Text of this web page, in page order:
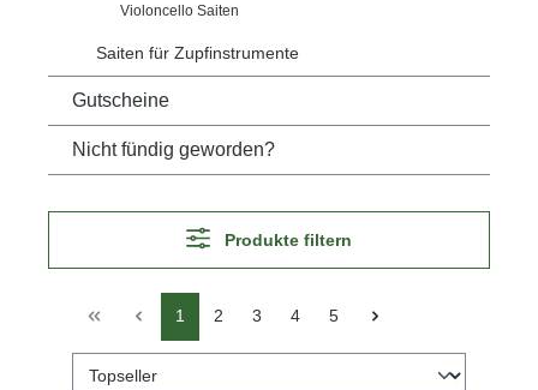
Violoncello Saiten
Saiten für Zupfinstrumente
Gutscheine
Nicht fündig geworden?
Produkte filtern
1 2 3 4 5